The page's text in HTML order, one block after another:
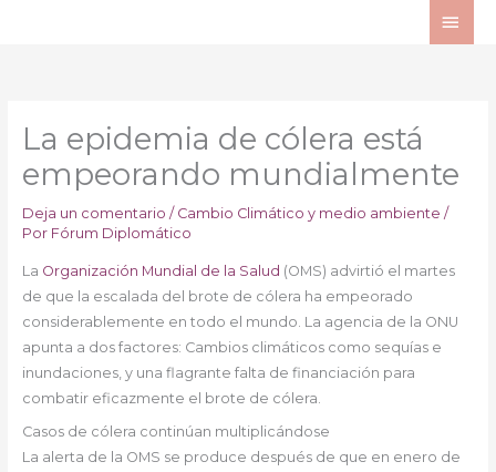
La epidemia de cólera está
empeorando mundialmente
Deja un comentario / Cambio Climático y medio ambiente /
Por Fórum Diplomático
La Organización Mundial de la Salud (OMS) advirtió el martes
de que la escalada del brote de cólera ha empeorado
considerablemente en todo el mundo. La agencia de la ONU
apunta a dos factores: Cambios climáticos como sequías e
inundaciones, y una flagrante falta de financiación para
combatir eficazmente el brote de cólera.
Casos de cólera continúan multiplicándose
La alerta de la OMS se produce después de que en enero de